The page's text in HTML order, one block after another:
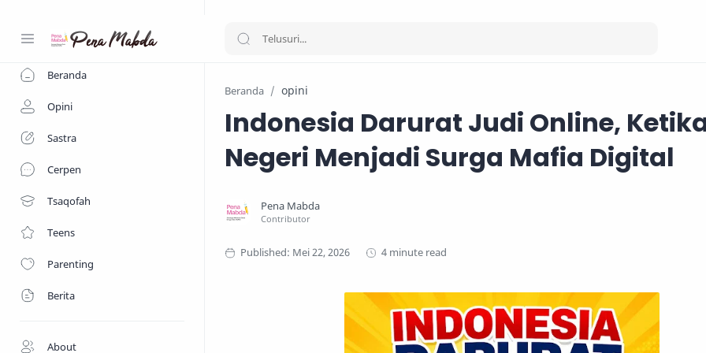
Beranda
Opini
Sastra
Cerpen
Tsaqofah
Teens
Parenting
Berita
About
Beranda opini
Indonesia Darurat Judi Online,
Negeri Menjadi Surga Mafia Digital
4 minute read